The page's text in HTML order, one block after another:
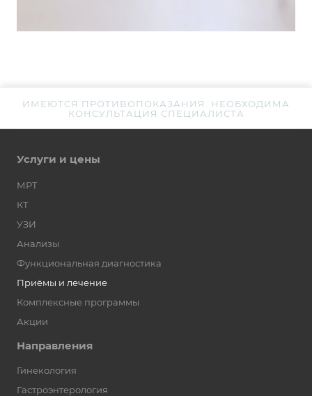
ИМЕЮТСЯ ПРОТИВОПОКАЗАНИЯ. НЕОБХОДИМА
КОНСУЛЬТАЦИЯ СПЕЦИАЛИСТА
Услуги и цены
МРТ
КТ
УЗИ
Анализы
Функциональная диагностика
Приёмы и лечение
Комплексные программы
Акции
Направления
Гинекология
Гастроэнтерология